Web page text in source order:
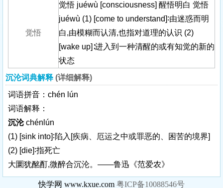
觉悟
觉悟 juéwù [consciousness] 醒悟明白 觉悟
juéwù (1) [come to understand]∶由迷惑而明
白,由模糊而认清,也指对道理的认识 (2)
[wake up]∶进入到一种清醒的或有知觉的新的
状态
沉沦词典解释 (详细解释)
词语拼音：chén lún
词语解释：
沉沦 chénlún
(1) [sink into]∶陷入 [疾病、厄运之中或罪恶的、困苦的境界]
(2) [die]∶指死亡
大圜犹酩酊,微醉合沉沦。——鲁迅《范爱农》
快学网 www.kxue.com 粤ICP备10088546号